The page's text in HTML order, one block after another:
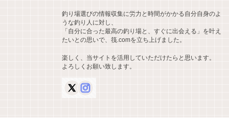
釣り場選びの情報収集に労力と時間がかかる自分自身のよ
うな釣り人に対し、
「自分に合った最高の釣り場と、すぐに出会える」を叶え
たいとの思いで、筏.comを立ち上げました。
楽しく、当サイトを活用していただけたらと思います。
よろしくお願い致します。